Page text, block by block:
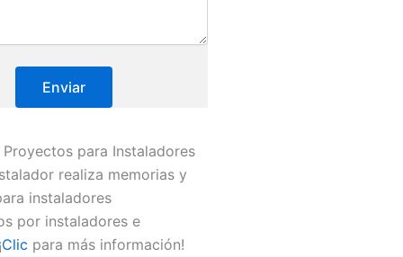
para Instaladores
realiza memorias y
instaladores
por instaladores e
Clic para más información!